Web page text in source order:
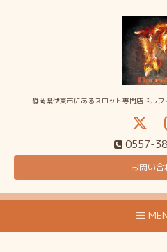
静岡県伊東市にあるスロット専門店ドル
0557-
お問い合